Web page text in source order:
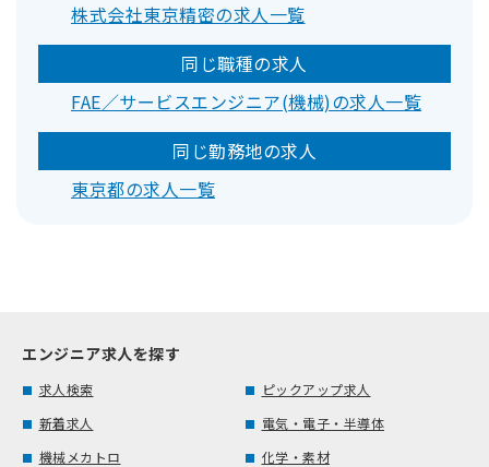
株式会社東京精密の求人一覧
同じ職種の求人
FAE／サービスエンジニア(機械)の求人一覧
同じ勤務地の求人
東京都の求人一覧
エンジニア求人を探す
求人検索
ピックアップ求人
新着求人
電気・電子・半導体
機械メカトロ
化学・素材